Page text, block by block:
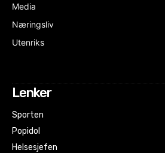
Media
Næringsliv
Utenriks
Lenker
Sporten
Popidol
Helsesjefen